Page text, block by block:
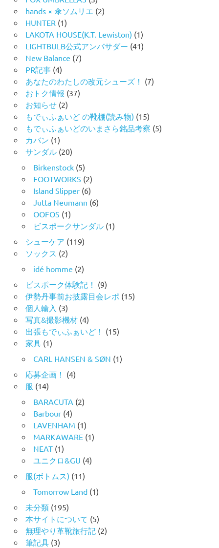
hands × 傘ソムリエ (2)
HUNTER (1)
LAKOTA HOUSE(K.T. Lewiston) (1)
LIGHTBULB公式アンバサダー (41)
New Balance (7)
PR記事(4)
あなたのわたしの改元シューズ！ (7)
おトク情報 (37)
お知らせ(2)
もでぃふぁいど の靴棚(読み物) (15)
もでぃふぁいどのいまさら銘品考察 (5)
カバン (1)
サンダル(20)
Birkenstock(5)
FOOTWORKS (2)
Island Slipper(6)
Jutta Neumann (6)
OOFOS (1)
ビスポークサンダル(1)
シューケア (119)
ソックス (2)
idé homme (2)
ビスポーク体験記！ (9)
伊勢丹事前お披露目会レポ (15)
個人輸入 (3)
写真&撮影機材(4)
出張もでぃふぁいど！ (15)
家具(1)
CARL HANSEN & SØN (1)
応募企画！ (4)
服 (14)
BARACUTA (2)
Barbour(4)
LAVENHAM (1)
MARKAWARE(1)
NEAT(1)
ユニクロ&GU (4)
服(ボトムス) (11)
Tomorrow Land(1)
未分類(195)
本サイトについて (5)
無理やり革靴旅行記 (2)
筆記具(3)